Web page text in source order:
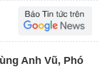
Anh Vũ, Phó